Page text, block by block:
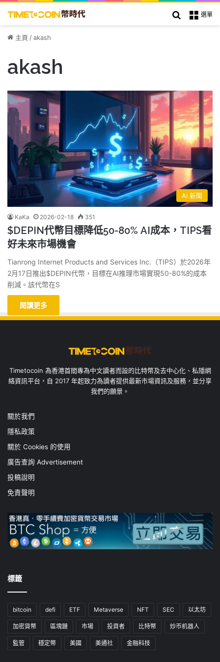
選單
搜索
主頁 /akash
akash
AI 新聞
KaKa 2026-02-18 351
$DEPIN代幣目標降低50-80% AI成本，TIPS看
好未來市場機會
Tianrong Internet Products and Services Inc.（TIPS）於2026年
2月17日推出$DEPIN代幣，目標在AI推理市場實現50-80%的成本
削減。該代幣在S
閱讀更多
Timetocoin 為香港首間專為中文讀者而設的比特幣及去中心化、私隱網
絡資訊平台，自 2017 年起致力為讀者提供最新市場資訊及服務，並分享
我們的願景。
關於我們
隱私政策
關於 Cookies 的使用
廣告查詢 Advertisement
投稿說明
免責聲明
標籤
bitcoin defi ETF Metaverse NFT SEC 以太坊
加密貨幣 區塊鏈 市場 投資者 比特幣 炒币机器人
監管 穩定幣 美國 美通社 金融科技